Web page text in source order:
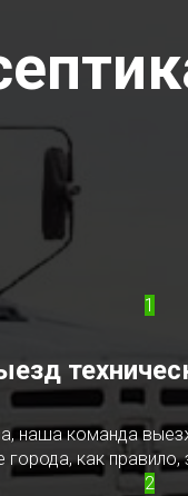
1
наша команда
города, как
2